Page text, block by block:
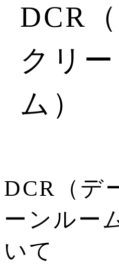
DCR
クリ
ム）
DCR（デ
ーンルー
いて